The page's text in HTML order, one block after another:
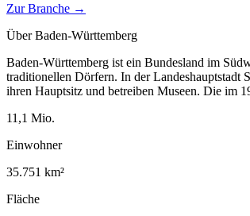
Zur Branche →
ÜberBaden-Württemberg
Baden-Württemberg ist ein Bundesland im
traditionellen Dörfern. In der Landeshauptstadt
ihren Hauptsitz und betreiben Museen. Die im
11,1 Mio.
Einwohner
35.751 km²
Fläche